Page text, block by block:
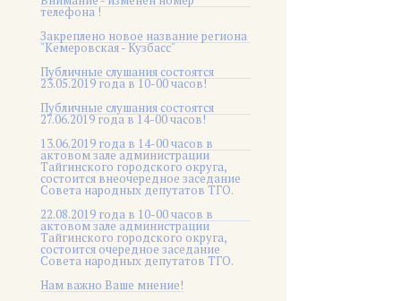
телефона !
Закреплено новое название региона
"Кемеровская - Кузбасс"
Публичные слушания состоятся
23.05.2019 года в 10-00 часов!
Публичные слушания состоятся
27.06.2019 года в 14-00 часов!
13.06.2019 года в 14-00 часов в
актовом зале администрации
Тайгинского городского округа,
состоится внеочередное заседание
Совета народных депутатов ТГО.
22.08.2019 года в 10-00 часов в
актовом зале администрации
Тайгинского городского округа,
состоится очередное заседание
Совета народных депутатов ТГО.
Нам важно Ваше мнение!